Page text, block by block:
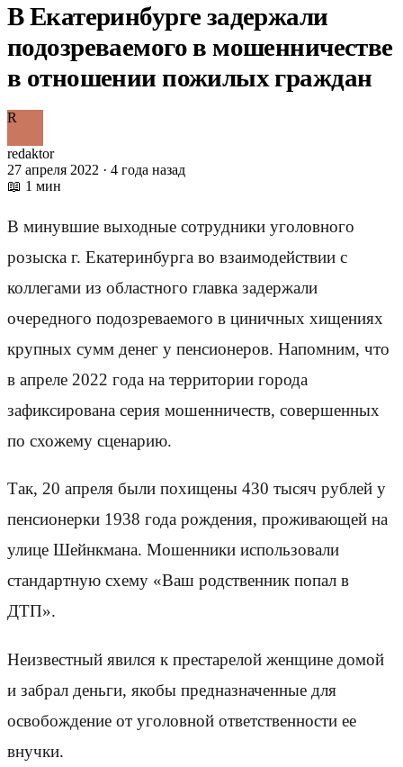
В Екатеринбурге задержали
подозреваемого в мошенничестве
в отношении пожилых граждан
R
redaktor
27 апреля 2022 · 4 года назад
📖 1 мин
В минувшие выходные сотрудники уголовного
розыска г. Екатеринбурга во взаимодействии с
коллегами из областного главка задержали
очередного подозреваемого в циничных хищениях
крупных сумм денег у пенсионеров. Напомним, что
в апреле 2022 года на территории города
зафиксирована серия мошенничеств, совершенных
по схожему сценарию.
Так, 20 апреля были похищены 430 тысяч рублей у
пенсионерки 1938 года рождения, проживающей на
улице Шейнкмана. Мошенники использовали
стандартную схему «Ваш родственник попал в
ДТП».
Неизвестный явился к престарелой женщине домой
и забрал деньги, якобы предназначенные для
освобождение от уголовной ответственности ее
внучки.